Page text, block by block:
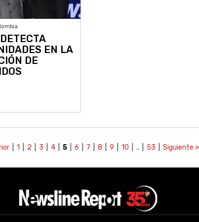
EN LA
DE
| 1 2 3 4| 5| 6 7 8 9 10 | .. | 53 Siguiente »